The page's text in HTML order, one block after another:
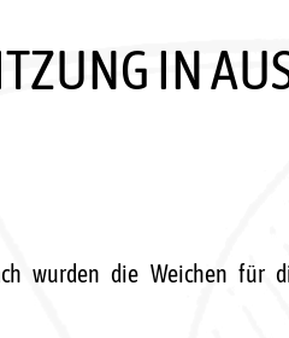
IN
wurden die Weichen für